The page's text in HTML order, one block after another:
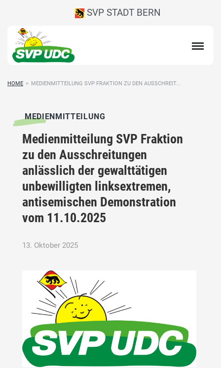
SVP STADT BERN
HOME > MEDIENMITTEILUNG SVP FRAKTION ZU DEN AUSSCHREIT...
MEDIENMITTEILUNG
Medienmitteilung SVP Fraktion
zu den Ausschreitungen
anlässlich der gewalttätigen
unbewilligten linksextremen,
antisemischen Demonstration
vom 11.10.2025
13. Oktober 2025